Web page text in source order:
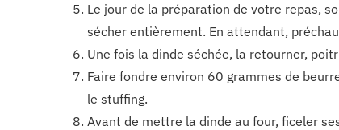
Le jour de la préparation de votre repas,
sécher entièrement. En attendant,
Une fois la dinde séchée, la retourner,
Faire fondre environ 60 grammes de
le stuffing.
Avant de mettre la dinde au four, ficeler